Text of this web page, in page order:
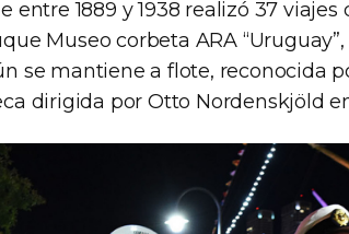
entre 1889 y 1938 realizó 37
Museo corbeta ARA
se mantiene a flote, reconocida
dirigida por Otto Nordenskjöld